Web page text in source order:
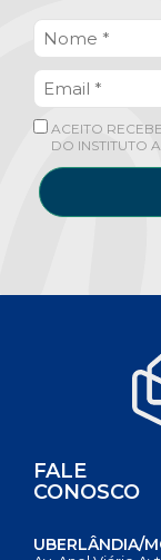
ACEITO
DO INSTITUTO
FALE
CONOSCO
UBERLÂNDIA/